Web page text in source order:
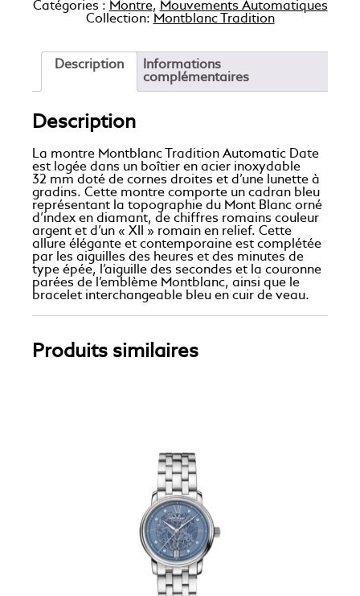
Catégories : Montre, Mouvements Automatiques
Collection: Montblanc Tradition
Description
Informations
complémentaires
Description
La montre Montblanc Tradition Automatic Date
est logée dans un boîtier en acier inoxydable
32 mm doté de cornes droites et d’une lunette à
gradins. Cette montre comporte un cadran bleu
représentant la topographie du Mont Blanc orné
d’index en diamant, de chiffres romains couleur
argent et d’un « XII » romain en relief. Cette
allure élégante et contemporaine est complétée
par les aiguilles des heures et des minutes de
type épée, l’aiguille des secondes et la couronne
parées de l’emblème Montblanc, ainsi que le
bracelet interchangeable bleu en cuir de veau.
Produits similaires